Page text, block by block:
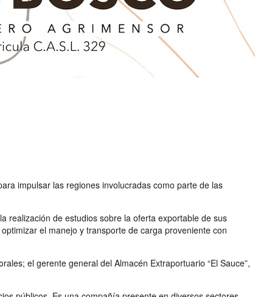
impulsar las regiones involucradas como parte de las
realización de estudios sobre la oferta exportable de sus
el manejo y transporte de carga proveniente con
el gerente general del Almacén Extraportuario “El Sauce”,